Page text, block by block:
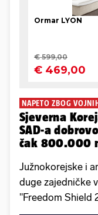
NAPETO ZBOG
Sjeverna
SAD-a
čak 800.000
Južnokorejske i
duge zajedničke
"Freedom Shield